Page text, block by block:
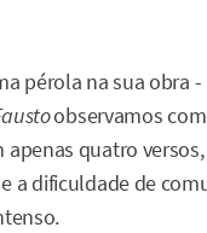
pérola na sua obra
observamos
apenas quatro
a dificuldade de